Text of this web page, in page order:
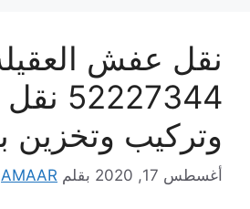
نقل عفش
وتركيب وتخزين
أغسطس 17, 2020 بقلم AMAAR